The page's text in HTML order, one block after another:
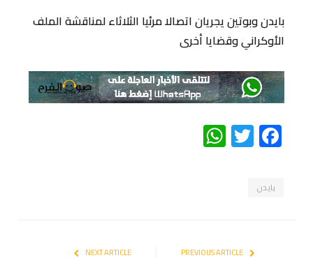
بايدن وبوتين يجريان اتصالا مرئيا الثلاثاء لمناقشة الملف
الأوكراني وقضايا أخرى
Facebook
Twitter
WhatsApp
بايدن
NEXT ARTICLE